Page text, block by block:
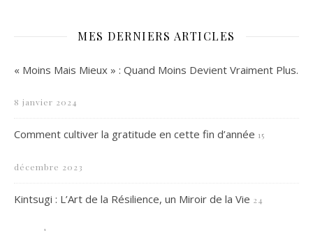
MES DERNIERS ARTICLES
« Moins Mais Mieux » : Quand Moins Devient Vraiment Plus.
8 janvier 2024
Comment cultiver la gratitude en cette fin d’année 15
décembre 2023
Kintsugi : L’Art de la Résilience, un Miroir de la Vie 24